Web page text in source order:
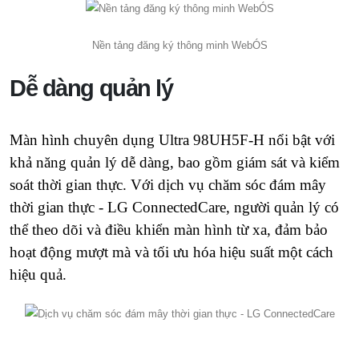
Nền tảng đăng ký thông minh WebÓS
Dễ dàng quản lý
Màn hình chuyên dụng Ultra 98UH5F-H nổi bật với
khả năng quản lý dễ dàng, bao gồm giám sát và kiểm
soát thời gian thực. Với dịch vụ chăm sóc đám mây
thời gian thực - LG ConnectedCare, người quản lý có
thể theo dõi và điều khiển màn hình từ xa, đảm bảo
hoạt động mượt mà và tối ưu hóa hiệu suất một cách
hiệu quả.